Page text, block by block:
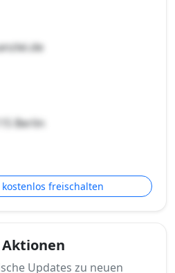
Berlin
freischalten
Updates zu neuen